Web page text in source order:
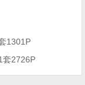
1301P
套2726P